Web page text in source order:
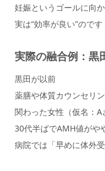
妊娠というゴールに向
実は“効率が良い”のです
実際の融合例：黒
黒田が以前
薬膳や体質カウンセリ
関わった女性（仮名：A
30代半ばでAMH値がや
病院では「早めに体外